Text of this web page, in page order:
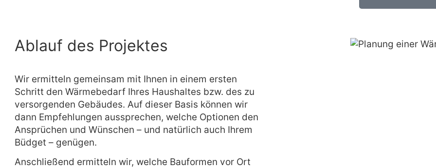
Ablauf des Projektes
Wir ermitteln gemeinsam mit Ihnen in einem ersten
Schritt den Wärmebedarf Ihres Haushaltes bzw. des zu
versorgenden Gebäudes. Auf dieser Basis können wir
dann Empfehlungen aussprechen, welche Optionen den
Ansprüchen und Wünschen – und natürlich auch Ihrem
Büdget – genügen.
Anschließend ermitteln wir, welche Bauformen vor Ort